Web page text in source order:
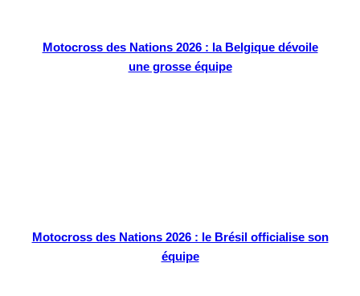
Motocross des Nations 2026 : la Belgique dévoile
une grosse équipe
Motocross des Nations 2026 : le Brésil officialise son
équipe